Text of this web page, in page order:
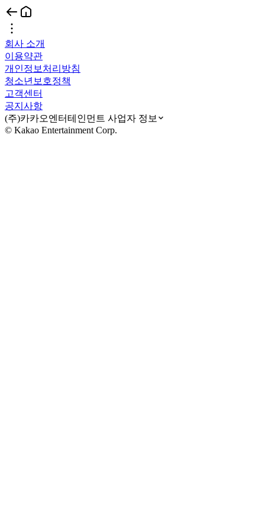
회사 소개
이용약관
개인정보처리방침
청소년보호정책
고객센터
공지사항
(주)카카오엔터테인먼트 사업자 정보
© Kakao Entertainment Corp.